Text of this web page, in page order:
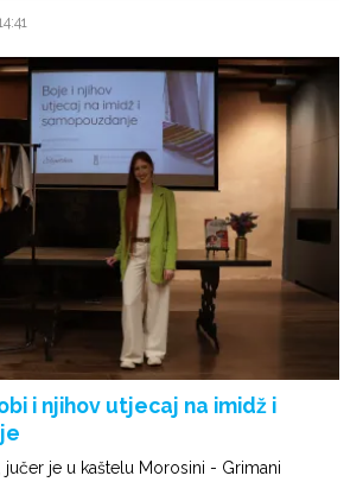
i njihov utjecaj na imidž i
jučer je u kaštelu Morosini - Grimani